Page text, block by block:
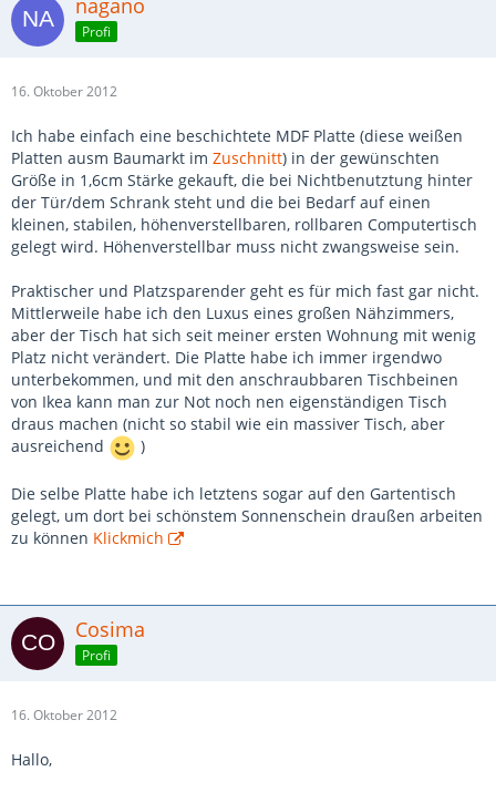
nagano
Profi
16. Oktober 2012
Ich habe einfach eine beschichtete MDF Platte (diese weißen
Platten ausm Baumarkt im Zuschnitt) in der gewünschten
Größe in 1,6cm Stärke gekauft, die bei Nichtbenutztung hinter
der Tür/dem Schrank steht und die bei Bedarf auf einen
kleinen, stabilen, höhenverstellbaren, rollbaren Computertisch
gelegt wird. Höhenverstellbar muss nicht zwangsweise sein.
Praktischer und Platzsparender geht es für mich fast gar nicht.
Mittlerweile habe ich den Luxus eines großen Nähzimmers,
aber der Tisch hat sich seit meiner ersten Wohnung mit wenig
Platz nicht verändert. Die Platte habe ich immer irgendwo
unterbekommen, und mit den anschraubbaren Tischbeinen
von Ikea kann man zur Not noch nen eigenständigen Tisch
draus machen (nicht so stabil wie ein massiver Tisch, aber
ausreichend
)
Die selbe Platte habe ich letztens sogar auf den Gartentisch
gelegt, um dort bei schönstem Sonnenschein draußen arbeiten
zu können Klickmich
Cosima
Profi
16. Oktober 2012
Hallo,